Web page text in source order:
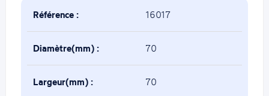
Référence : 16017
Diamètre(mm) : 70
Largeur(mm) : 70